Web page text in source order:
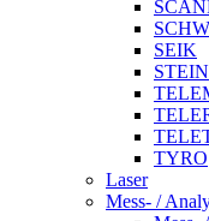
SEIK
STEIN
TYRO
Laser
Mess- /